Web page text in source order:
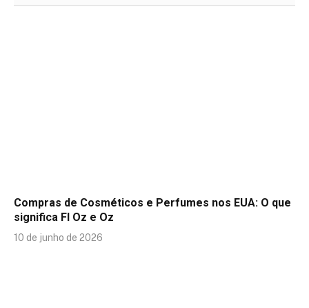
Compras de Cosméticos e Perfumes nos EUA: O que
significa Fl Oz e Oz
10 de junho de 2026